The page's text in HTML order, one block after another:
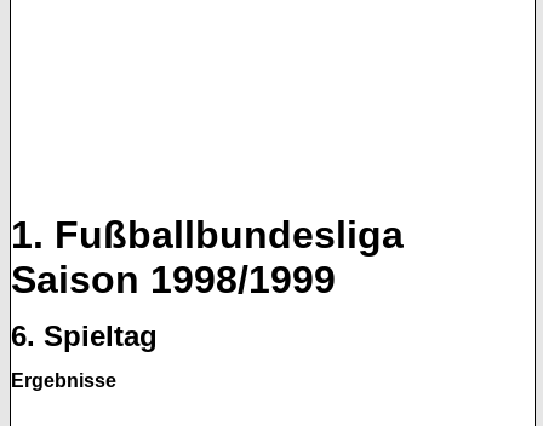
1. Fußballbundesliga
Saison 1998/1999
6. Spieltag
Ergebnisse